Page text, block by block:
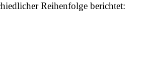
Reihenfolge berichtet: